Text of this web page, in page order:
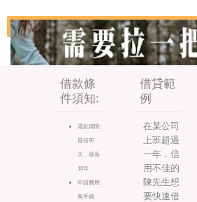
借款條
件須知:
還款期限:
最短90
天，最長
10年
申請費用:
無手續
借貸範
例
在某公司
上班超過
一年，信
用不佳的
陳先生想
要快速借